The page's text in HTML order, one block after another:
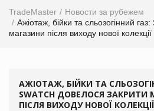
TradeMaster
Новости за рубежем
Ажіотаж, бійки та сльозогінний
магазини після виходу нової колекції
АЖІОТАЖ, БІЙКИ ТА
SWATCH ДОВЕЛОСЯ
ПІСЛЯ ВИХОДУ НОВОЇ КОЛЕКЦІЇ